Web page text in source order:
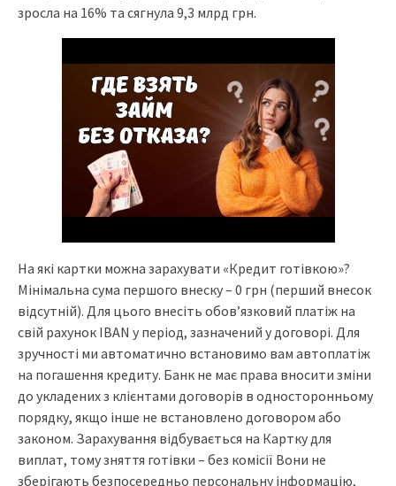
зросла на 16% та сягнула 9,3 млрд грн.
На які картки можна зарахувати «Кредит готівкою»?
Мінімальна сума першого внеску – 0 грн (перший внесок
відсутній). Для цього внесіть обов’язковий платіж на
свій рахунок IBAN у період, зазначений у договорі. Для
зручності ми автоматично встановимо вам автоплатіж
на погашення кредиту. Банк не має права вносити зміни
до укладених з клієнтами договорів в односторонньому
порядку, якщо інше не встановлено договором або
законом. Зарахування відбувається на Картку для
виплат, тому зняття готівки – без комісії Вони не
зберігають безпосередньо персональну інформацію,